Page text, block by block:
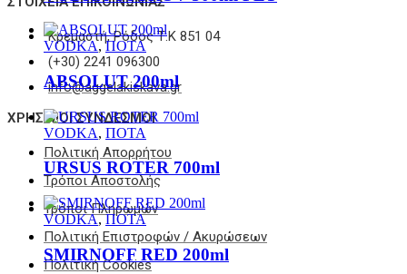
VODKA,ΠΟΤΑ
ABSOLUT 200ml
VODKA, ΠΟΤΑ
URSUS ROTER 700ml
VODKA,ΠΟΤΑ
SMIRNOFF RED 200ml
Κρεμαστή, Ρόδος Τ.Κ 851 04
(+30) 2241 096300
info@aggelakiskava.gr
ΧΡΗΣΙΜΟΙ ΣΥΝΔΕΣΜΟΙ
Πολιτική Απορρήτου
Τρόποι Αποστολής
Τρόποι Πληρωμών
Πολιτική Επιστροφών / Ακυρώσεων
Πολιτική Cookies